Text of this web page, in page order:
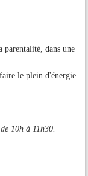
parentalité, dans une
le plein d'énergie
10h à 11h30.